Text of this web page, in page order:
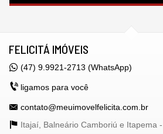
FELICITÁ IMÓVEIS
(47) 9.9921-2713 (WhatsApp)
ligamos para você
contato@meuimovelfelicita.com.br
Itajaí, Balneário Camboriú e Itapema -